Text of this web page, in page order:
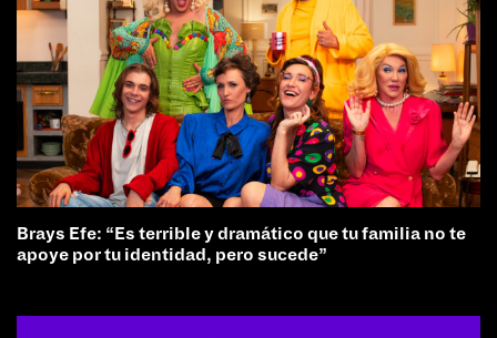
Brays Efe: “Es terrible y dramático que tu familia no te
apoye por tu identidad, pero sucede”